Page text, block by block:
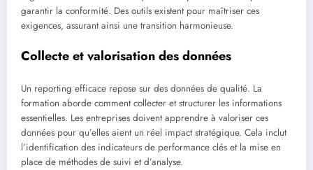
garantir la conformité. Des outils existent pour maîtriser ces
exigences, assurant ainsi une transition harmonieuse.
Collecte et valorisation des données
Un reporting efficace repose sur des données de qualité. La
formation aborde comment collecter et structurer les informations
essentielles. Les entreprises doivent apprendre à valoriser ces
données pour qu’elles aient un réel impact stratégique. Cela inclut
l’identification des indicateurs de performance clés et la mise en
place de méthodes de suivi et d’analyse.